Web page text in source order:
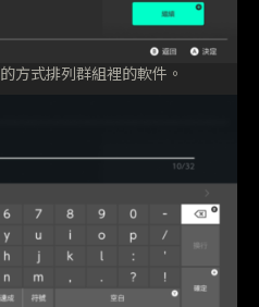
方式排列群組裡的軟件。